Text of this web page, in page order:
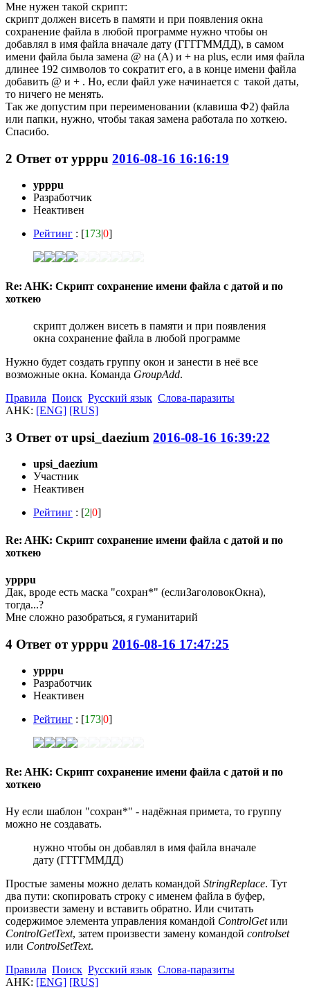
Мне нужен такой скрипт:
скрипт должен висеть в памяти и при появления окна
сохранение файла в любой программе нужно чтобы он
добавлял в имя файла вначале дату (ГГГГММДД), в самом
имени файла была замена @ на (A) и + на plus, если имя файла
длинее 192 символов то сократит его, а в конце имени файла
добавить @ и + . Но, если файл уже начинается с такой даты,
то ничего не менять.
Так же допустим при переименовании (клавиша Ф2) файла
или папки, нужно, чтобы такая замена работала по хоткею.
Спасибо.
2 Ответ отypppu 2016-08-16 16:16:19
ypppu
Разработчик
Неактивен
Рейтинг : [173|0]
Re: AHK: Скрипт сохранение имени файла с датой и по
хоткею
скрипт должен висеть в памяти и при появления
окна сохранение файла в любой программе
Нужно будет создать группу окон и занести в неё все
возможные окна. Команда GroupAdd.
Правила Поиск Русский язык Слова-паразиты
AHK: [ENG] [RUS]
3 Ответ отupsi_daezium 2016-08-16 16:39:22
upsi_daezium
Участник
Неактивен
Рейтинг : [2|0]
Re: AHK: Скрипт сохранение имени файла с датой и по
хоткею
ypppu
Дак, вроде есть маска "сохран*" (еслиЗаголовокОкна),
тогда...?
Мне сложно разобраться, я гуманитарий
4 Ответ отypppu 2016-08-16 17:47:25
ypppu
Разработчик
Неактивен
Рейтинг : [173|0]
Re: AHK: Скрипт сохранение имени файла с датой и по
хоткею
Ну если шаблон "сохран*" - надёжная примета, то группу
можно не создавать.
нужно чтобы он добавлял в имя файла вначале
дату (ГГГГММДД)
Простые замены можно делать командой StringReplace. Тут
два пути: скопировать строку с именем файла в буфер,
произвести замену и вставить обратно. Или считать
содержимое элемента управления командой ControlGetили
ControlGetText, затем произвести замену командой controlset
или ControlSetText.
Правила Поиск Русский язык Слова-паразиты
AHK: [ENG] [RUS]